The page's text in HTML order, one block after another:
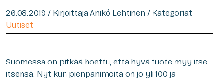
26.08.2019 / Kirjoittaja Anikó Lehtinen / Kategoriat:
Uutiset
Suomessa on pitkää hoettu, että hyvä tuote myy itse
itsensä. Nyt kun pienpanimoita on jo yli 100 ja